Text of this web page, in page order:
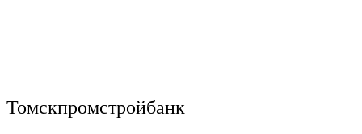
Томскпромстройбанк